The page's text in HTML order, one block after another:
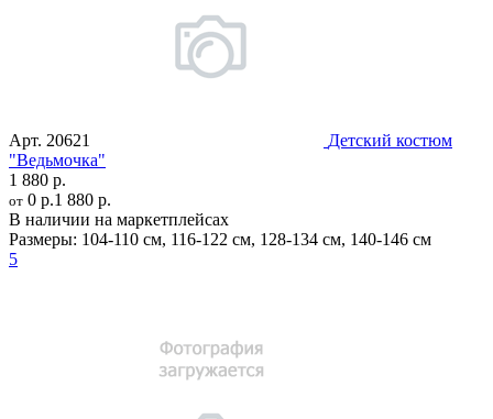
Арт. 20621
Детский костюм
"Ведьмочка"
1 880 р.
от 0 р.1 880 р.
В наличии на маркетплейсах
Размеры: 104-110 см, 116-122 см, 128-134 см, 140-146 см
5